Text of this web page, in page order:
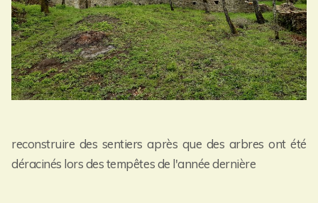
reconstruire des sentiers après que des arbres ont été
déracinés lors des tempêtes de l'année dernière